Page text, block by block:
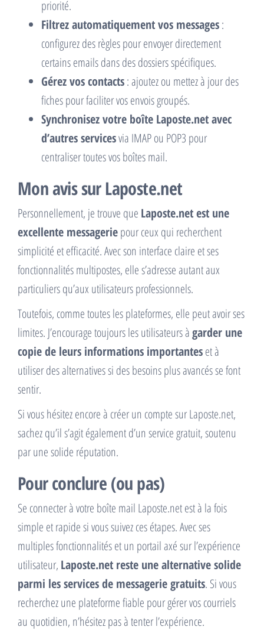
priorité.
Filtrez automatiquement vos messages:
configurez des règles pour envoyer directement
certains emails dans des dossiers spécifiques.
Gérez vos contacts: ajoutez ou mettez à jour des
fiches pour faciliter vos envois groupés.
Synchronisez votre boîte Laposte.net avec
d’autres servicesvia IMAP ou POP3 pour
centraliser toutes vos boîtes mail.
Mon avis sur Laposte.net
Personnellement, je trouve que Laposte.net est une
excellente messageriepour ceux qui recherchent
simplicité et efficacité. Avec son interface claire et ses
fonctionnalités multipostes, elle s’adresse autant aux
particuliers qu’aux utilisateurs professionnels.
Toutefois, comme toutes les plateformes, elle peut avoir ses
limites. J’encourage toujours les utilisateurs àgarder une
copie de leurs informations importanteset à
utiliser des alternatives si des besoins plus avancés se font
sentir.
Si vous hésitez encore à créer un compte sur Laposte.net,
sachez qu’il s’agit également d’un service gratuit, soutenu
par une solide réputation.
Pour conclure (ou pas)
Se connecter à votre boîte mail Laposte.net est à la fois
simple et rapide si vous suivez ces étapes. Avec ses
multiples fonctionnalités et un portail axé sur l’expérience
utilisateur, Laposte.net reste une alternative solide
parmi les services de messagerie gratuits. Si vous
recherchez une plateforme fiable pour gérer vos courriels
au quotidien, n’hésitez pas à tenter l’expérience.